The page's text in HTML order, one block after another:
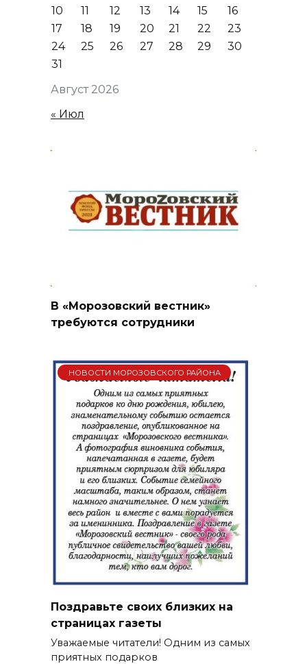
Август 2026
10
11 12 13 14 15
16
17
18 19 20 21 22
23
24
25 26 27 28 29
30
31
« Июл
В «Морозовский вестник»
требуются сотрудники
НОВОСТИ МОРОЗОВСКОГО РАЙОНА
Поздравьте своих близких на
страницах газеты
Уважаемые читатели! Одним из самых
приятных подарков